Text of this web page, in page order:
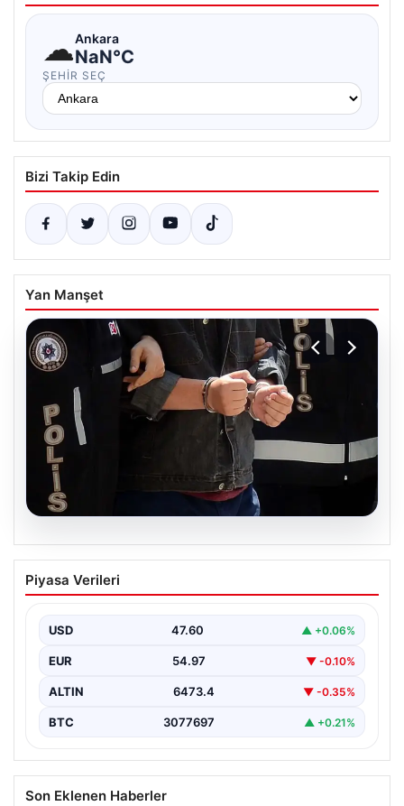
☁Ankara
NaN°C
ŞEHIR SEÇ
Bizi Takip Edin
Yan Manşet
05.08.2026
İzmir’de Baba-Oğul Cinayeti: Baba
Tutuklandı
67 yaşındaki Selçuk A., oğluna karşı çıkan…
Piyasa Verileri
USD 47.60 ▲ +0.06%
EUR 54.97 ▼ -0.10%
ALTIN 6473.4 ▼ -0.35%
BTC 3077697 ▲ +0.21%
Son Eklenen Haberler